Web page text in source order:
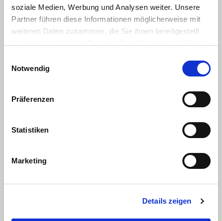
soziale Medien, Werbung und Analysen weiter. Unsere
Partner führen diese Informationen möglicherweise mit
weiteren Daten zusammen, die Sie ihnen bereitgestellt
Cookies, wenn Sie unsere Webseite weiterhin nutzen.
Notwendig
Präferenzen
Statistiken
Marketing
Details zeigen
Lederlenkrad
Mittelarmlehne
Sprachsteuerung
Volldigitales Kombiinstrument
Licht: